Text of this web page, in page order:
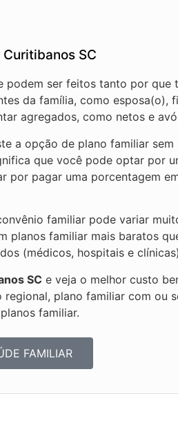
SC
podem ser feitos tanto por que
da família, como esposa(o),
agregados, como netos e
a opção de plano familiar sem
que você pode optar por
por pagar uma porcentagem
familiar pode variar
planos familiar mais baratos
(médicos, hospitais e
SC e veja o melhor custo
plano familiar com ou
familiar.
FAMILIAR